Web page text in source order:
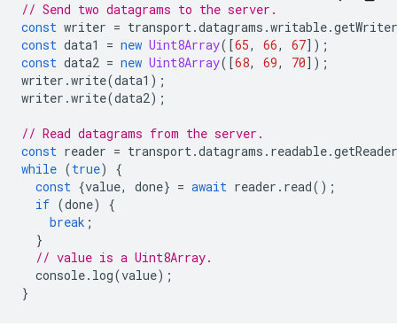
// Send two datagrams to the server.
const writer = transport.datagrams .writable.getWriter
const data1 = new Uint8Array([65, 66, 67]);
const data2 = new Uint8Array([68, 69, 70]);
writer .write(data1 );
writer .write(data2);
// Read datagrams from the server.
const reader = transport.datagrams . readable.getReader
while (true)
{
const {value, done} = await reader . read();
if (done)
{
break ;
}
// value is a Uint8Array.
console. log(value);
}